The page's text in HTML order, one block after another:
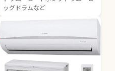
ッグドラムなど